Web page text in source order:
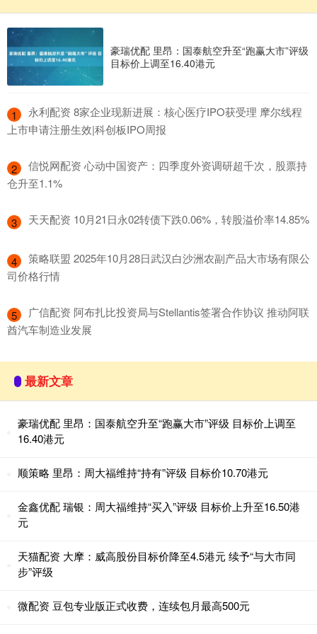
豪瑞优配 里昂：国泰航空升至“跑赢大市”评级
目标价上调至16.40港元
1
​永利配资 8家企业现新进展：核心医疗IPO获受理 摩尔线程
上市申请注册生效|科创板IPO周报
2
​信悦网配资 心动中国资产：四季度外资调研超千次，股票持
仓升至1.1%
3 ​天天配资 10月21日永02转债下跌0.06%，转股溢价率14.85%
4
​策略联盟 2025年10月28日武汉白沙洲农副产品大市场有限公
司价格行情
5
​广信配资 阿布扎比投资局与Stellantis签署合作协议 推动阿联
酋汽车制造业发展
最新文章
豪瑞优配 里昂：国泰航空升至“跑赢大市”评级 目标价上调至
16.40港元
顺策略 里昂：周大福维持“持有”评级 目标价10.70港元
金鑫优配 瑞银：周大福维持“买入”评级 目标价上升至16.50港
元
天猫配资 大摩：威高股份目标价降至4.5港元 续予“与大市同
步”评级
微配资 豆包专业版正式收费，连续包月最高500元